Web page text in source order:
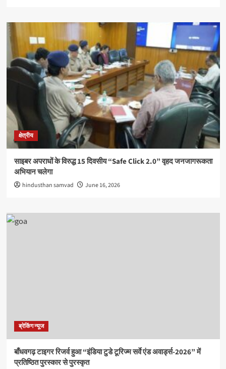
क्षेत्रीय
साइबर अपराधों के विरुद्ध 15 दिवसीय “Safe Click 2.0” वृहद जनजागरूकता
अभियान चलेगा
hindusthan samvad June 16, 2026
ब्रेकिंग न्यूज
बाँधवगढ़ टाइगर रिजर्व हुआ “इंडिया टुडे टूरिज्म सर्वे एंड अवार्ड्स-2026” में
प्रतिष्ठित पुरस्कार से पुरस्कृत